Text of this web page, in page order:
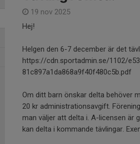
19 nov 2025
Hej!
Helgen den 6-7 december är det
https://cdn.sportadmin.se/1102/
81c897a1da868a9f40f480c5b.pdf
Om ditt barn önskar delta behöver
20 kr administrationsavgift.
man väljer att delta i. A-licensen är
kan delta i kommande tävlingar.